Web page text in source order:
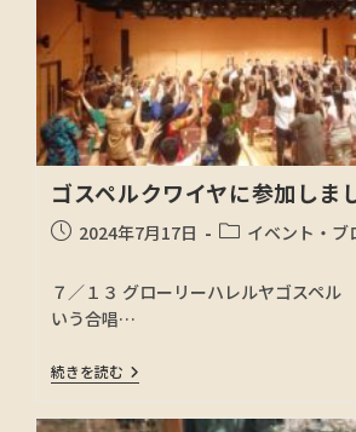
ゴスペルクワイヤに参加しま
2024年7月17日 イベント・ブ
７／１３ グローリーハレルヤゴスペ
いう合唱…
続きを読む